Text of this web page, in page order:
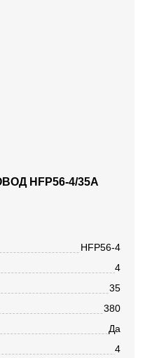
HFP56-4/35A
HFP56-4
4
35
380
Да
4